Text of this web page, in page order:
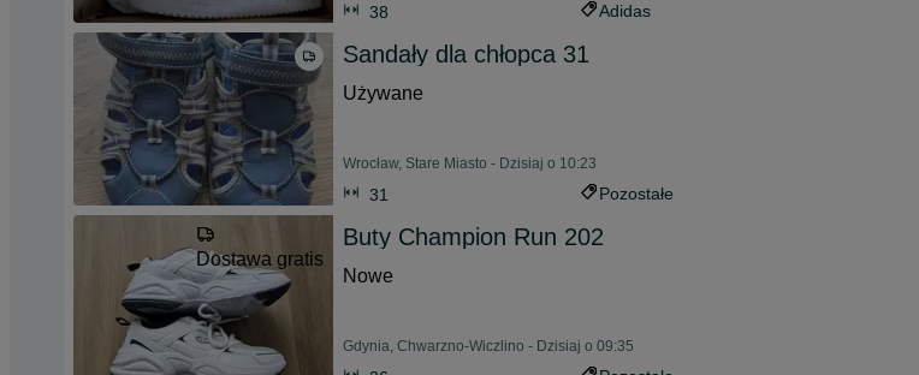
38 Adidas
Sandały dla chłopca 31
Używane
Wrocław, Stare Miasto - Dzisiaj o 10:23
31 Pozostałe
Dostawa gratis
Buty Champion Run 202
Nowe
Gdynia, Chwarzno-Wiczlino - Dzisiaj o 09:35